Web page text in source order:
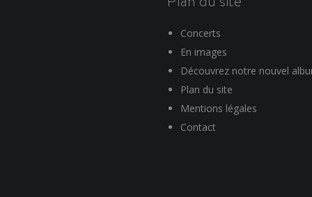
Concerts
En images
Découvrez notre nouvel
Plan du site
Mentions légales
Contact